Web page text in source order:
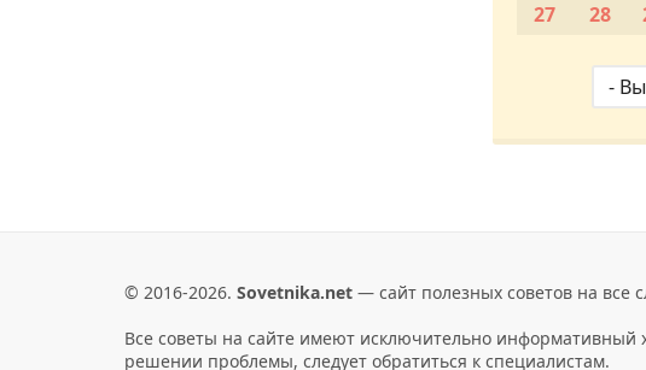
27
28
© 2016-2026.Sovetnika.net — сайт полезных советов на все
Все советы на сайте имеют исключительно информативный
решении проблемы, следует обратиться к специалистам.